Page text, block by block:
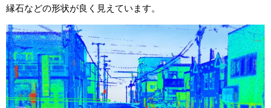
縁石などの形状が良く見えています。